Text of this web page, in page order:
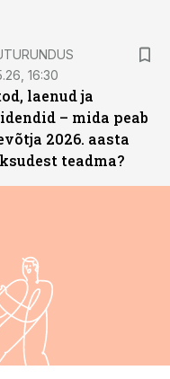
16:30
laenud ja
– mida peab
2026. aasta
teadma?